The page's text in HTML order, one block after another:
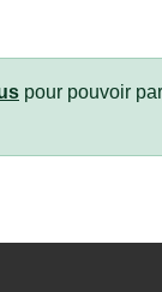
pour pouvoir